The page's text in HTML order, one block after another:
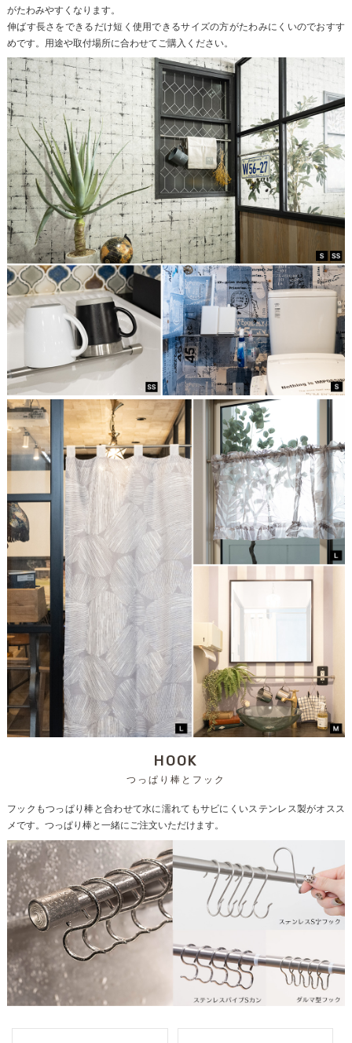
がたわみやすくなります。
伸ばす長さをできるだけ短く使用できるサイズの方がたわみにくいのでおすす
めです。用途や取付場所に合わせてご購入ください。
HOOK
つっぱり棒とフック
フックもつっぱり棒と合わせて水に濡れてもサビにくいステンレス製がオスス
メです。つっぱり棒と一緒にご注文いただけます。